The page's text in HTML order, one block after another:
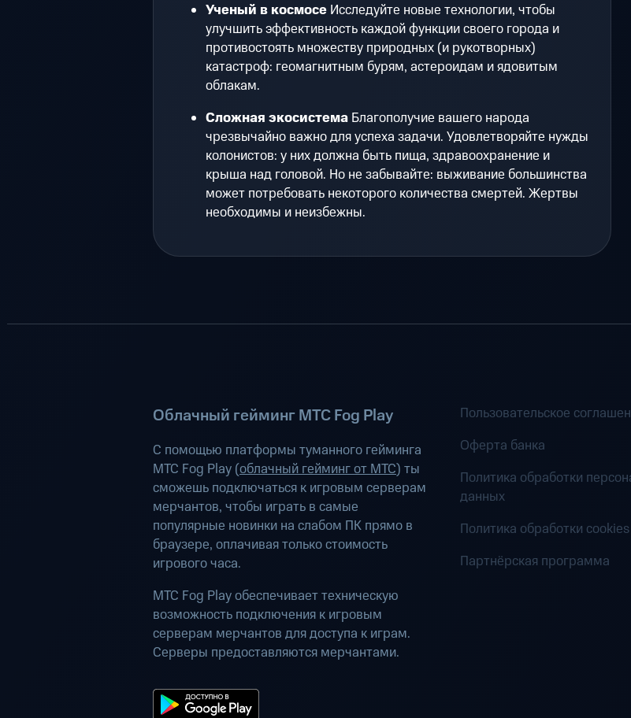
Ученый в космосеИсследуйте новые технологии, чтобы
улучшить эффективность каждой функции своего города и
противостоять множеству природных (и рукотворных)
катастроф: геомагнитным бурям, астероидам и ядовитым
облакам.
Сложная экосистемаБлагополучие вашего народа
чрезвычайно важно для успеха задачи. Удовлетворяйте нужды
колонистов: у них должна быть пища, здравоохранение и
крыша над головой. Но не забывайте: выживание большинства
может потребовать некоторого количества смертей. Жертвы
необходимы и неизбежны.
Облачный гейминг МТС Fog Play
С помощью платформы туманного гейминга
МТС Fog Play (облачный гейминг от МТС) ты
сможешь подключаться к игровым серверам
мерчантов, чтобы играть в самые
популярные новинки на слабом ПК прямо в
браузере, оплачивая только стоимость
игрового часа.
МТС Fog Play обеспечивает техническую
возможность подключения к игровым
серверам мерчантов для доступа к играм.
Серверы предоставляются мерчантами.
Пользовательское
Оферта банка
Политика обработки
данных
Политика обработки cookies
Партнёрская программа